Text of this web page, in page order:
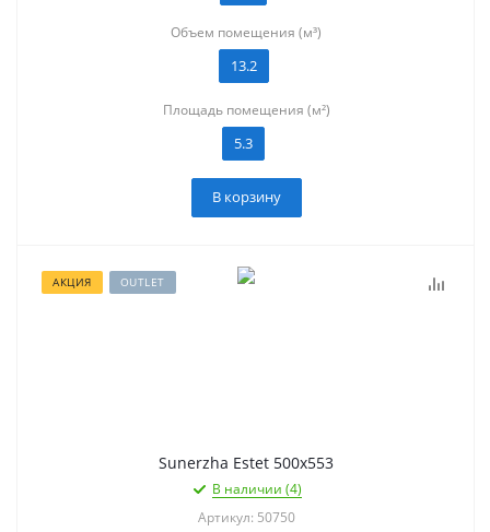
Объем помещения (м³)
13.2
Площадь помещения (м²)
5.3
В корзину
АКЦИЯ OUTLET
Sunerzha Estet 500х553
В наличии (4)
Артикул: 50750